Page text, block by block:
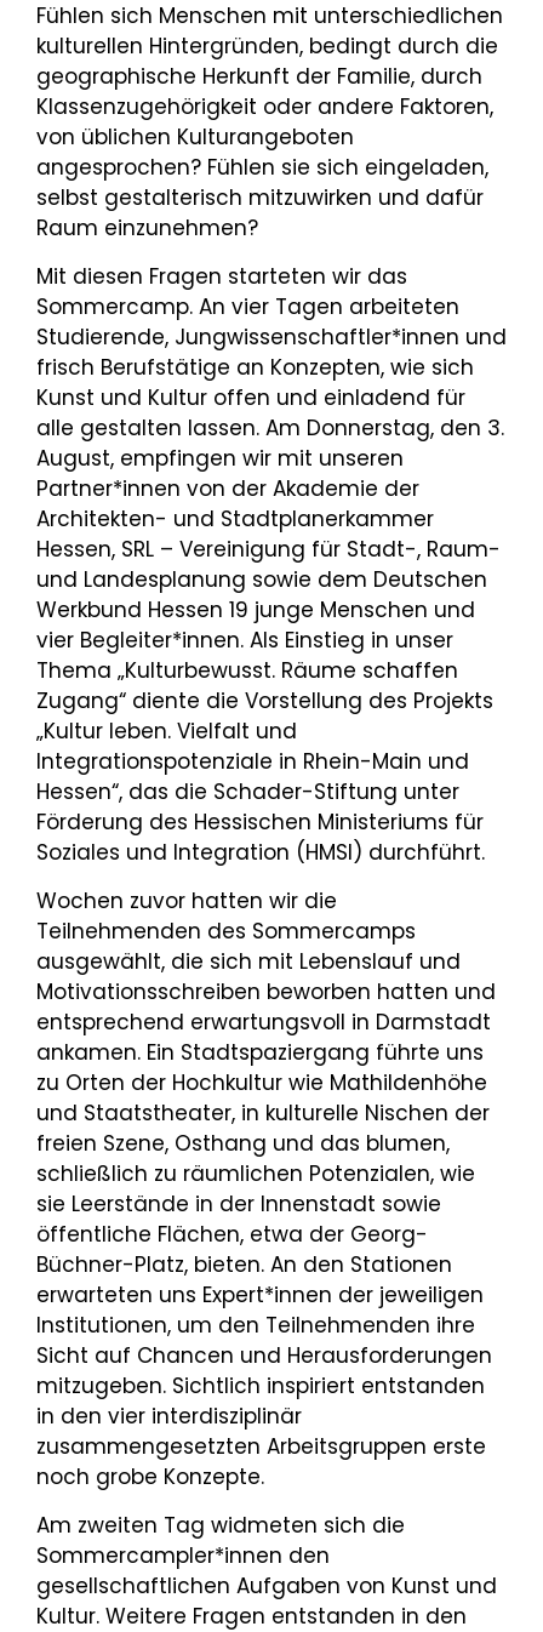
Fühlen sich Menschen mit unterschiedlichen
kulturellen Hintergründen, bedingt durch die
geographische Herkunft der Familie, durch
Klassenzugehörigkeit oder andere Faktoren,
von üblichen Kulturangeboten
angesprochen? Fühlen sie sich eingeladen,
selbst gestalterisch mitzuwirken und dafür
Raum einzunehmen?
Mit diesen Fragen starteten wir das
Sommercamp. An vier Tagen arbeiteten
Studierende, Jungwissenschaftler*innen und
frisch Berufstätige an Konzepten, wie sich
Kunst und Kultur offen und einladend für
alle gestalten lassen. Am Donnerstag, den 3.
August, empfingen wir mit unseren
Partner*innen von der Akademie der
Architekten- und Stadtplanerkammer
Hessen, SRL – Vereinigung für Stadt-, Raum-
und Landesplanung sowie dem Deutschen
Werkbund Hessen 19 junge Menschen und
vier Begleiter*innen. Als Einstieg in unser
Thema „Kulturbewusst. Räume schaffen
Zugang“ diente die Vorstellung des Projekts
„Kultur leben. Vielfalt und
Integrationspotenziale in Rhein-Main und
Hessen“, das die Schader-Stiftung unter
Förderung des Hessischen Ministeriums für
Soziales und Integration (HMSI) durchführt.
Wochen zuvor hatten wir die
Teilnehmenden des Sommercamps
ausgewählt, die sich mit Lebenslauf und
Motivationsschreiben beworben hatten und
entsprechend erwartungsvoll in Darmstadt
ankamen. Ein Stadtspaziergang führte uns
zu Orten der Hochkultur wie Mathildenhöhe
und Staatstheater, in kulturelle Nischen der
freien Szene, Osthang und das blumen,
schließlich zu räumlichen Potenzialen, wie
sie Leerstände in der Innenstadt sowie
öffentliche Flächen, etwa der Georg-
Büchner-Platz, bieten. An den Stationen
erwarteten uns Expert*innen der jeweiligen
Institutionen, um den Teilnehmenden ihre
Sicht auf Chancen und Herausforderungen
mitzugeben. Sichtlich inspiriert entstanden
in den vier interdisziplinär
zusammengesetzten Arbeitsgruppen erste
noch grobe Konzepte.
Am zweiten Tag widmeten sich die
Sommercampler*innen den
gesellschaftlichen Aufgaben von Kunst und
Kultur. Weitere Fragen entstanden in den